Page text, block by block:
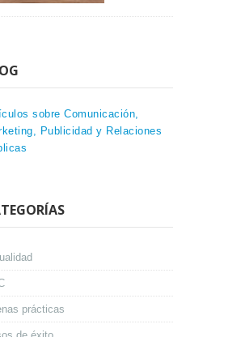
sobre Comunicación,
Publicidad y Relaciones
prácticas